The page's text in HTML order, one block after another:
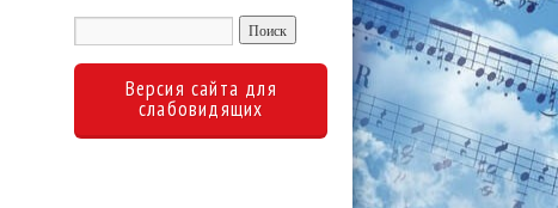
Версия сайта для
слабовидящих